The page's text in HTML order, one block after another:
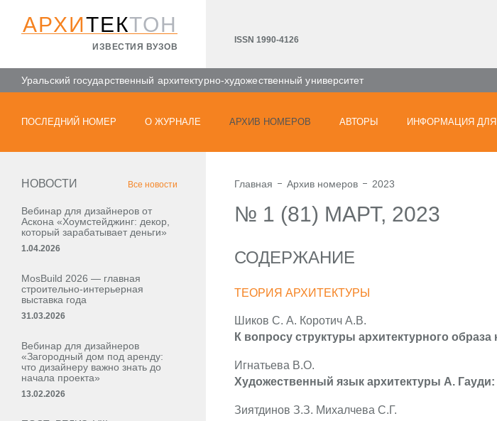
АРХИТЕКТОН
ИЗВЕСТИЯ ВУЗОВ
ISSN 1990-4126
Уральский государственный архитектурно-художественный университет
ПОСЛЕДНИЙ НОМЕР О ЖУРНАЛЕ АРХИВ НОМЕРОВ АВТОРЫ ИНФОРМАЦИЯ
НОВОСТИ Все новости
Вебинар для дизайнеров от
Аскона «Хоумстейджинг: декор,
который зарабатывает деньги»
1.04.2026
MosBuild 2026 — главная
строительно-интерьерная
выставка года
31.03.2026
Вебинар для дизайнеров
«Загородный дом под аренду:
что дизайнеру важно знать до
начала проекта»
13.02.2026
Главная Архив номеров 2023
№ 1 (81) МАРТ, 2023
СОДЕРЖАНИЕ
ТЕОРИЯ АРХИТЕКТУРЫ
Шиков С. А. Коротич А.В.
К вопросу структуры архитектурного
Игнатьева В.О.
Художественный язык архитектуры А.
Зиятдинов З.З. Михалчева С.Г.